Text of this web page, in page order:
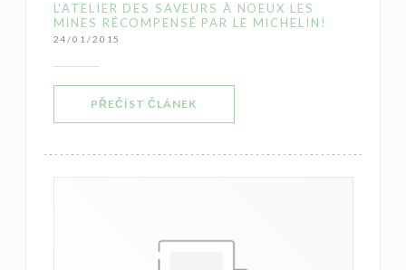
L'ATELIER DES SAVEURS À NOEUX LES
MINES RÉCOMPENSÉ PAR LE MICHELIN!
24/01/2015
PŘEČÍST ČLÁNEK